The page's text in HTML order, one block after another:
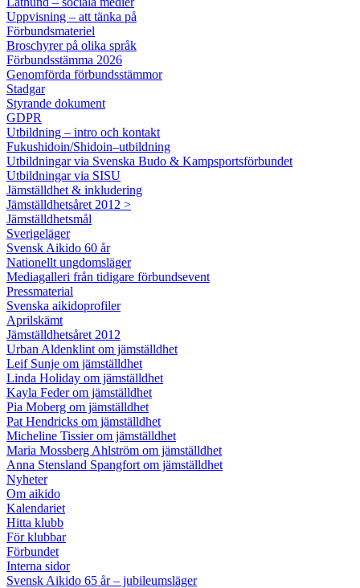
Uppvisning – att tänka på
Förbundsmateriel
Broschyrer på olika språk
Förbundsstämma 2026
Genomförda förbundsstämmor
Stadgar
Styrande dokument
GDPR
Utbildning – intro och kontakt
Fukushidoin/Shidoin–utbildning
Utbildningar via Svenska Budo & Kampsportsförbundet
Utbildningar via SISU
Jämställdhet & inkludering
Jämställdhetsåret 2012 >
Jämställdhetsmål
Sverigeläger
Svensk Aikido 60 år
Nationellt ungdomsläger
Mediagalleri från tidigare förbundsevent
Pressmaterial
Svenska aikidoprofiler
Aprilskämt
Jämställdhetsåret 2012
Urban Aldenklint om jämställdhet
Leif Sunje om jämställdhet
Linda Holiday om jämställdhet
Kayla Feder om jämställdhet
Pia Moberg om jämställdhet
Pat Hendricks om jämställdhet
Micheline Tissier om jämställdhet
Maria Mossberg Ahlström om jämställdhet
Anna Stensland Spangfort om jämställdhet
Nyheter
Om aikido
Kalendariet
Hitta klubb
För klubbar
Förbundet
Interna sidor
Svensk Aikido 65 år – jubileumsläger